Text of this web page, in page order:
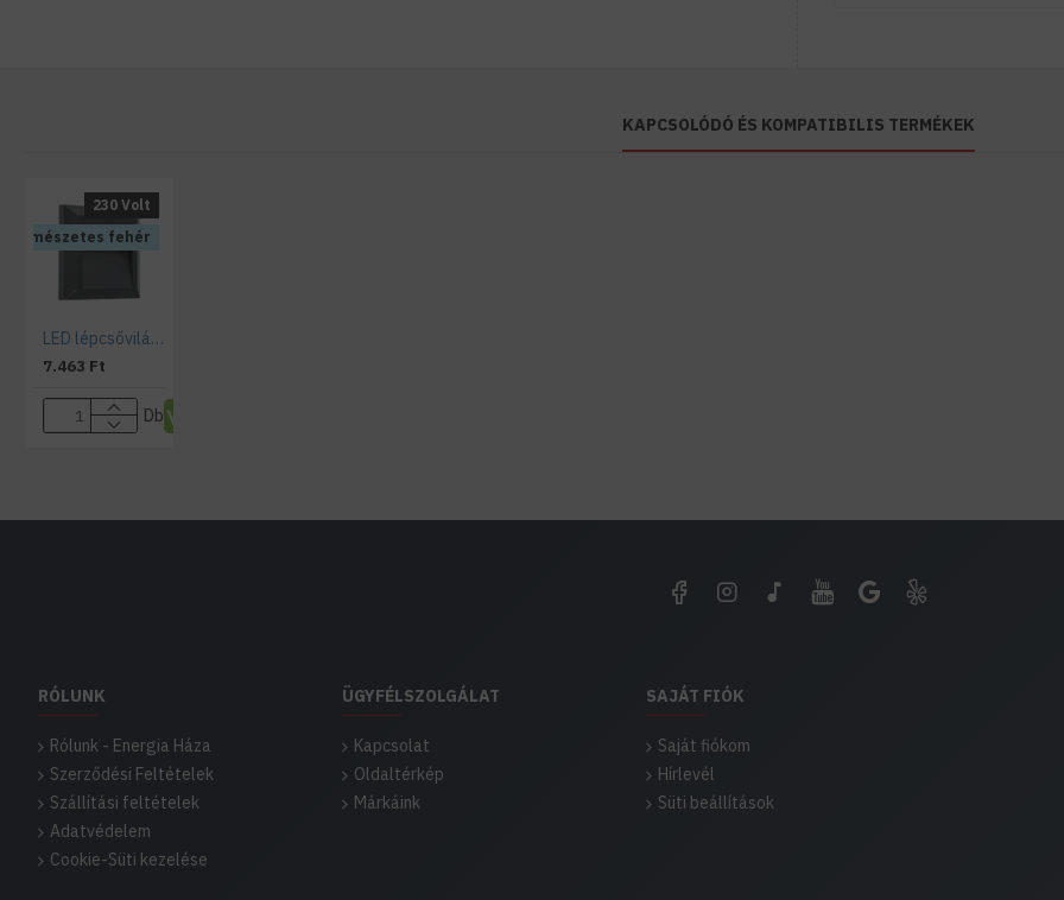
KAPCSOLÓDÓ ÉS KOMPATIBILIS TERMÉKEK
Természetes fehér
230 Volt
LED lépcsővilágító kültéri, természetes fehér, antracit
7.463 Ft
Db
RÓLUNK
Rólunk - Energia Háza
Szerződési Feltételek
Szállítási feltételek
Adatvédelem
Cookie-Süti kezelése
ÜGYFÉLSZOLGÁLAT
Kapcsolat
Oldaltérkép
Márkáink
SAJÁT FIÓK
Saját fiókom
Hírlevél
Süti beállítások